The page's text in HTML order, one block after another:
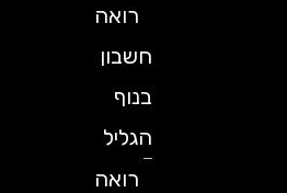
רואה
חשבון
הגליל
רואה